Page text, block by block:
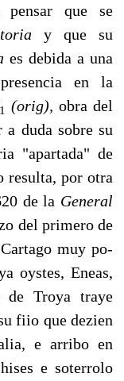
pensar que se
y que su
es debida a una
en la
1 (orig), obra del
duda so­bre su
"apartada" de
resulta, por otra
de la General
del primero de
muy po­
oystes, Eneas,
de Troya traye
fiio que dezien
e arribo en
e soterrolo